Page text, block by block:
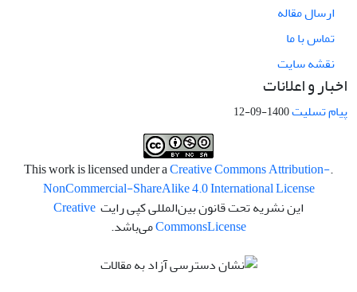
ارسال مقاله
تماس با ما
نقشه سایت
اخبار و اعلانات
پیام تسلیت1400-09-12
.This work is licensed under a
Creative Commons Attribution-
NonCommercial-ShareAlike 4.0 International License
این نشریه تحت قانون بین‌المللی کپی رایت Creative
CommonsLicense می‌باشد.